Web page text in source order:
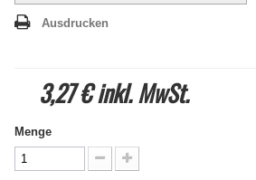
Ausdrucken
3,27 €inkl. MwSt.
Menge